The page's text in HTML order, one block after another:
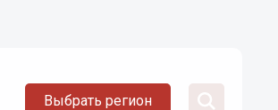
Выбрать регион